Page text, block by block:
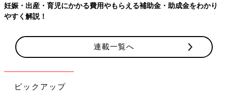
【ワクチン接種できるものも】妊婦の感染症対策、知っておいて！
連載一覧へ
ピックアップ